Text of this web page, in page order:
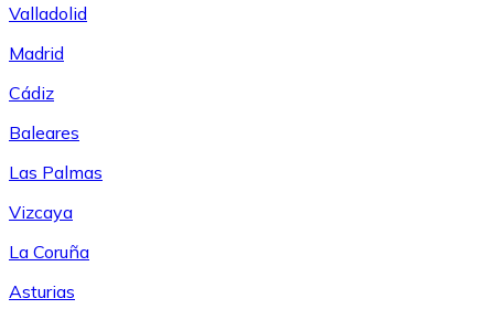
Valladolid
Madrid
Cádiz
Baleares
Las Palmas
Vizcaya
La Coruña
Asturias